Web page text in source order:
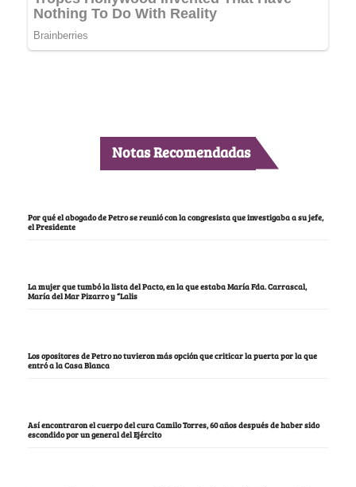
Notas Recomendadas
Por qué el abogado de Petro se reunió con la congresista que investigaba a su jefe,
el Presidente
La mujer que tumbó la lista del Pacto, en la que estaba María Fda. Carrascal,
María del Mar Pizarro y “Lalis
Los opositores de Petro no tuvieron más opción que criticar la puerta por la que
entró a la Casa Blanca
Así encontraron el cuerpo del cura Camilo Torres, 60 años después de haber sido
escondido por un general del Ejército